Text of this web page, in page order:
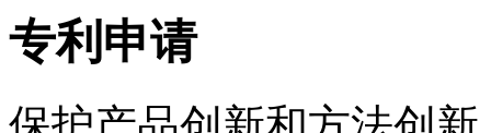
专利申请